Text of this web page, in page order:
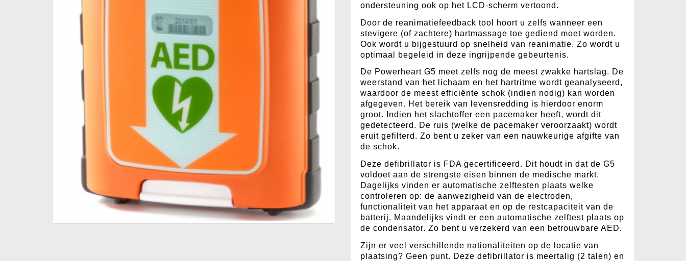
ondersteuning ook op het LCD-scherm vertoond.
Door de reanimatiefeedback tool hoort u zelfs wanneer een
stevigere (of zachtere) hartmassage toe gediend moet worden.
Ook wordt u bijgestuurd op snelheid van reanimatie. Zo wordt u
optimaal begeleid in deze ingrijpende gebeurtenis.
De Powerheart G5 meet zelfs nog de meest zwakke hartslag. De
weerstand van het lichaam en het hartritme wordt geanalyseerd,
waardoor de meest efficiënte schok (indien nodig) kan worden
afgegeven. Het bereik van levensredding is hierdoor enorm
groot. Indien het slachtoffer een pacemaker heeft, wordt dit
gedetecteerd. De ruis (welke de pacemaker veroorzaakt) wordt
eruit gefilterd. Zo bent u zeker van een nauwkeurige afgifte van
de schok.
Deze defibrillator is FDA gecertificeerd. Dit houdt in dat de G5
voldoet aan de strengste eisen binnen de medische markt.
Dagelijks vinden er automatische zelftesten plaats welke
controleren op: de aanwezigheid van de electroden,
functionaliteit van het apparaat en op de restcapaciteit van de
batterij. Maandelijks vindt er een automatische zelftest plaats op
de condensator. Zo bent u verzekerd van een betrouwbare AED.
Zijn er veel verschillende nationaliteiten op de locatie van
plaatsing? Geen punt. Deze defibrillator is meertalig (2 talen) en